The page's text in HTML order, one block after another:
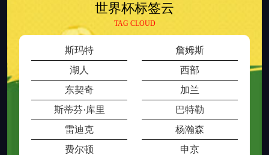
世界杯标签云
TAG CLOUD
斯玛特
詹姆斯
湖人
西部
东契奇
加兰
斯蒂芬·库里
巴特勒
雷迪克
杨瀚森
费尔顿
申京